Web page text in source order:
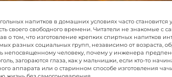
напитков в домашних условиях часто становится
своего свободного времени. Читатели не знакомые с
о том, что изготовление крепких спиртных напитков
разных социальных групп, независимо от возраста,
непосвященному человеку, почему у инженера
загораются глаза, как у мальчишки, если кто-то
аппарата или о старинном способе изготовления